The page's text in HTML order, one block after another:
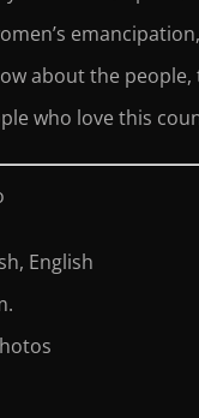
about the
who love this
English